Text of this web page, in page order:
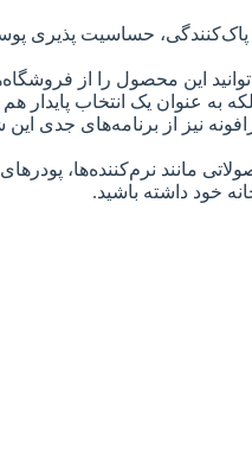
پاک‌کنندگی، حساسیت پذیری
این محصول را از
به عنوان یک انتخاب
نیز از برنامه‌های جدی
مانند نرم‌کننده‌ها،
خود داشته باشید.